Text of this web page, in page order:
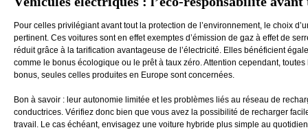
Pour celles privilégiant avant tout la protection de l’environnement, le choix
pertinent. Ces voitures sont en effet exemptes d’émission de gaz à effet de
réduit grâce à la tarification avantageuse de l’électricité. Elles bénéficient
comme le bonus écologique ou le prêt à taux zéro. Attention cependant,
bonus, seules celles produites en Europe sont concernées.
Bon à savoir : leur autonomie limitée et les problèmes liés au réseau de
conductrices. Vérifiez donc bien que vous avez la possibilité de recharger
travail. Le cas échéant, envisagez une voiture hybride plus simple au